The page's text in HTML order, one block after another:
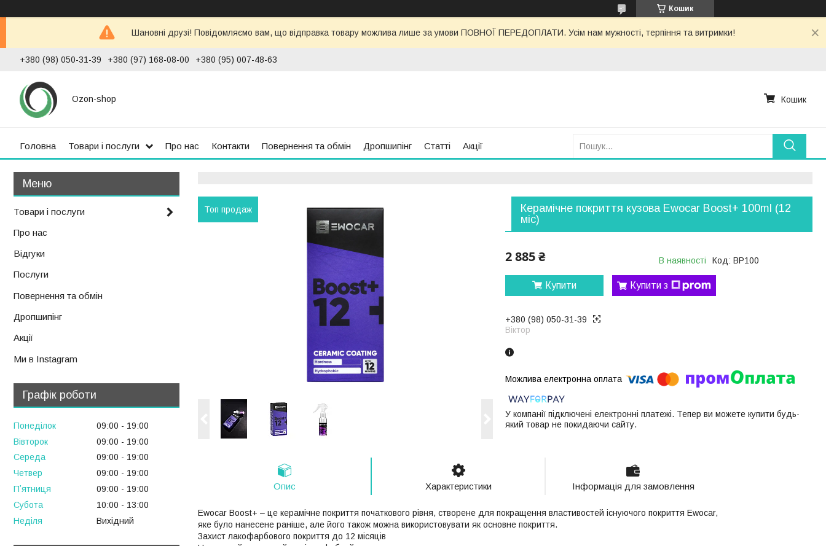
Кошик
Шановні друзі! Повідомляємо вам, що відправка товару можлива лише за умови ПОВНОЇ ПЕРЕДОПЛАТИ. Усім нам мужності, терпіння та витримки!
+380 (98) 050-31-39 +380 (97) 168-08-00 +380 (95) 007-48-63
Ozon-shop Кошик
Головна Товари і послуги Про нас Контакти Повернення та обмін Дропшипінг Статті Акції
Топ продаж
Керамічне покриття кузова Ewocar Boost+ 100ml (12
міс)
2 885 ₴ В наявності Код: BP100
Купити Купити з
+380 (98) 050-31-39
Віктор
У компанії підключені електронні платежі. Тепер ви можете купити будь-
який товар не покидаючи сайту.
Опис Характеристики Інформація для замовлення
Ewocar Boost+ – це керамічне покриття початкового рівня, створене для покращення властивостей існуючого покриття Ewocar,
яке було нанесене раніше, але його також можна використовувати як основне покриття.
Захист лакофарбового покриття до 12 місяців
Товари і послуги
Про нас
Відгуки
Послуги
Повернення та обмін
Дропшипінг
Акції
Ми в Instagram
Графік роботи
Понеділок 09:00
19:00
Вівторок
09:00
19:00
Середа
09:00
19:00
Четвер
09:00
19:00
Пʼятниця
09:00
19:00
Субота
10:00
13:00
Неділя
Вихідний